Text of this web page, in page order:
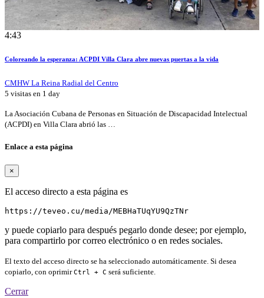
4:43
Coloreando la esperanza: ACPDI Villa Clara abre nuevas puertas a la vida
CMHW La Reina Radial del Centro
5 visitas en 1 day
La Asociación Cubana de Personas en Situación de Discapacidad Intelectual
(ACPDI) en Villa Clara abrió las …
Enlace a esta página
×
El acceso directo a esta página es
https://teveo.cu/media/MEBHaTUqYU9QzTNr
y puede copiarlo para después pegarlo donde desee; por ejemplo,
para compartirlo por correo electrónico o en redes sociales.
El texto del acceso directo se ha seleccionado automáticamente. Si desea
copiarlo, con oprimirCtrl + C será suficiente.
Cerrar